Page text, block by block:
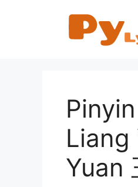
Liang
Yuan